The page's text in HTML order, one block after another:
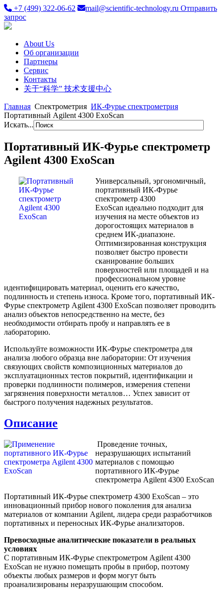
+7 (499) 322-06-62 mail@scientific-technology.ru Отправить
запрос
About Us
Об организации
Партнеры
Сервис
Контакты
关于“科学” 技术支援中心
Главная Спектрометрия ИК-Фурье спектрометрия
Портативный Agilent 4300 ExoScan
Искать...
Портативный ИК-Фурье спектрометр
Agilent 4300 ExoScan
Универсальный, эргономичный,
портативный ИК-Фурье
спектрометр 4300
ExoScan идеально подходит для
изучения на месте объектов из
дорогостоящих материалов в
среднем ИК-диапазоне.
Оптимизированная конструкция
позволяет быстро провести
сканирование больших
поверхностей или площадей и на
профессиональном уровне
идентифицировать материал, оценить его качество,
подлинность и степень износа. Кроме того, портативный ИК-
Фурье спектрометр Agilent 4300 ExoScan позволяет проводить
анализ объектов непосредственно на месте, без
необходимости отбирать пробу и направлять ее в
лабораторию.
Используйте возможности ИК-Фурье спектрометра для
анализа любого образца вне лаборатории: От изучения
связующих свойств композиционных материалов до
эксплуатационных тестов покрытий, идентификации и
проверки подлинности полимеров, измерения степени
загрязнения поверхности металлов… Успех зависит от
быстрого получения надежных результатов.
Описание
Проведение точных,
неразрушающих испытаний
материалов с помощью
портативного ИК-Фурье
спектрометра Agilent 4300 ExoScan
Портативный ИК-Фурье спектрометр 4300 ExoScan – это
инновационный прибор нового поколения для анализа
материалов от компании Agilent, лидера среди разработчиков
портативных и переносных ИК-Фурье анализаторов.
Превосходные аналитические показатели в реальных
условиях
С портативным ИК-Фурье cпектрометром Agilent 4300
ExoScan не нужно помещать пробы в прибор, поэтому
объекты любых размеров и форм могут быть
проанализированы неразрушающим способом.